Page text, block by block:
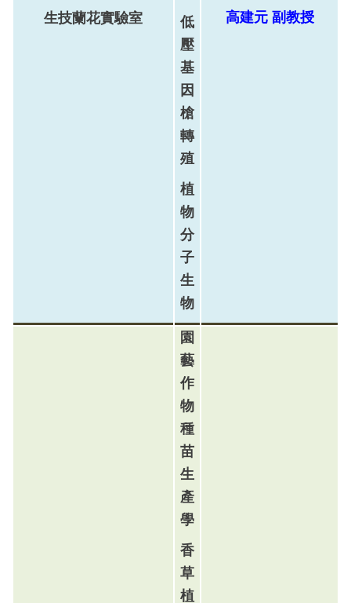
生技蘭花實驗室
低
壓
基
因
槍
轉
殖
植
物
分
子
生
物
高建元 副 教授
園
藝
作
物
種
苗
生
產
學
香
草
植